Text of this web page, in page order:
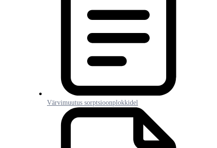
Värvimuutus sorptsioonplokkidel